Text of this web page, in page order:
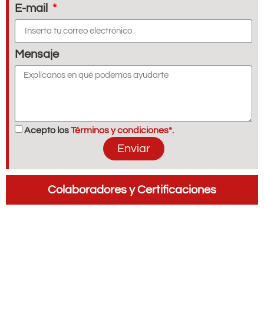
E-mail
Mensaje
Acepto losTérminos y condiciones*.
Enviar
Colaboradores y Certificaciones